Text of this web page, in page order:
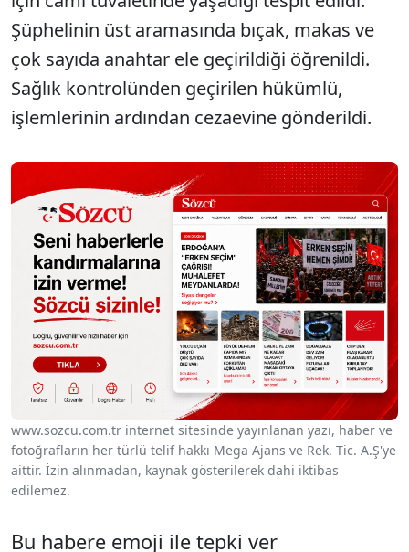
Şüphelinin üst aramasında bıçak, makas ve
çok sayıda anahtar ele geçirildiği öğrenildi.
Sağlık kontrolünden geçirilen hükümlü,
işlemlerinin ardından cezaevine gönderildi.
www.sozcu.com.tr internet sitesinde yayınlanan yazı, haber ve
fotoğrafların her türlü telif hakkı Mega Ajans ve Rek. Tic. A.Ş'ye
aittir. İzin alınmadan, kaynak gösterilerek dahi iktibas
edilemez.
Bu habere emoji ile tepki ver